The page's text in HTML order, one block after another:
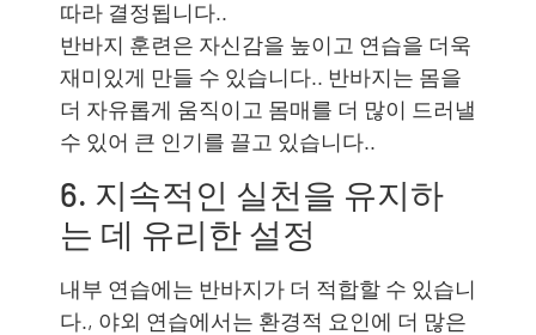
따라 결정됩니다..
반바지 훈련은 자신감을 높이고 연습을 더욱
재미있게 만들 수 있습니다.. 반바지는 몸을
더 자유롭게 움직이고 몸매를 더 많이 드러낼
수 있어 큰 인기를 끌고 있습니다..
6. 지속적인 실천을 유지하
는 데 유리한 설정
내부 연습에는 반바지가 더 적합할 수 있습니
다., 야외 연습에서는 환경적 요인에 더 많은